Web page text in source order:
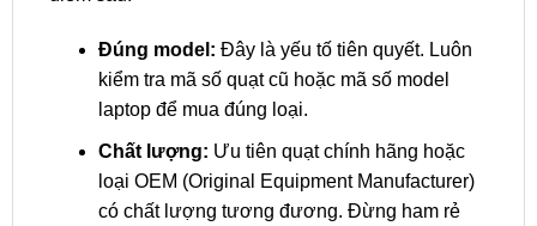
Đúng model: Đây là yếu tố tiên quyết. Luôn
kiểm tra mã số quạt cũ hoặc mã số model
laptop để mua đúng loại.
Chất lượng: Ưu tiên quạt chính hãng hoặc
loại OEM (Original Equipment Manufacturer)
có chất lượng tương đương. Đừng ham rẻ